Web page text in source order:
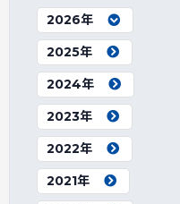
2026年
2025年
2024年
2023年
2022年
2021年